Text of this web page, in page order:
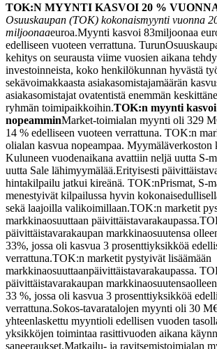
TOK:N MYYNTI KASVOI 20 %
Osuuskaupan (TOK) kokonaismyynti vuonna
miljoonaaeuroa.Myynti kasvoi 83miljoonaa
edelliseen vuoteen verrattuna. Turun
kehitys on seurausta viime vuosien aikana
investoinneista, koko henkilökunnan hyvästä
sekävoimakkaasta asiakasomistajamäärän
asiakasomistajat ovatentistä enemmän
ryhmän toimipaikkoihin.TOK:n myynti
nopeamminMarket-toimialan myynti oli 329
14 % edelliseen vuoteen verrattuna. TOK:n
olialan kasvua nopeampaa. Myymäläverkoston
Kuluneen vuodenaikana avattiin neljä uutta S-
uutta Sale lähimyymälää.Erityisesti
hintakilpailu jatkui kireänä. TOK:nPrismat, S-
menestyivät kilpailussa hyvin
sekä laajoilla valikoimillaan.TOK:n marketit
markkinaosuuttaan päivittäistavarakaupassa.
päivittäistavarakaupan markkinaosuutensa
33%, jossa oli kasvua 3 prosenttiyksikköä
verrattuna.TOK:n marketit pystyivät lisäämään
markkinaosuuttaanpäivittäistavarakaupassa.
päivittäistavarakaupan markkinaosuutensa
33 %, jossa oli kasvua 3 prosenttiyksikköä
verrattuna.Sokos-tavaratalojen myynti oli 30
yhteenlaskettu myyntioli edellisen vuoden
yksikköjen toimintaa rasittivuoden aikana
saneeraukset.Matkailu- ja ravitsemistoimialan